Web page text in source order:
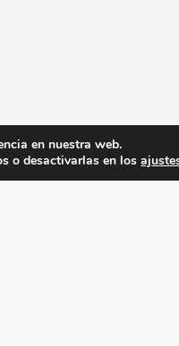
en nuestra web.
o desactivarlas en los